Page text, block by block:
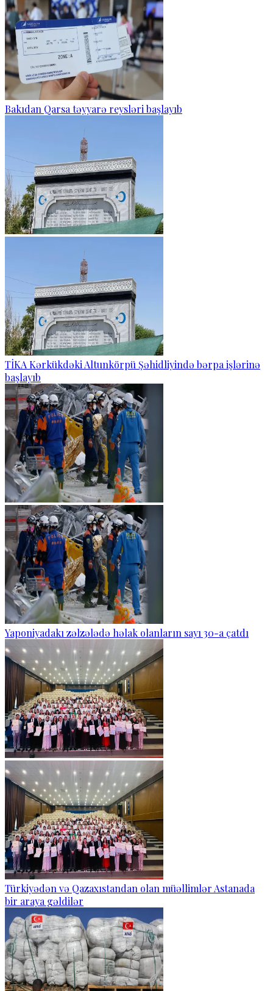
Bakıdan Qarsa təyyarə reysləri başlayıb
TİKA Kərkükdəki Altunkörpü Şəhidliyində bərpa işlərinə
başlayıb
Yaponiyadakı zəlzələdə həlak olanların sayı 30-a çatdı
Türkiyədən və Qazaxıstandan olan müəllimlər Astanada
bir araya gəldilər